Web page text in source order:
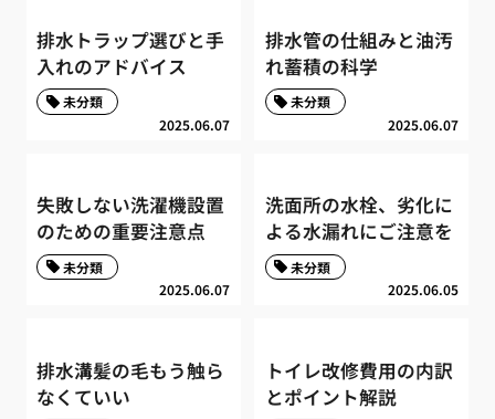
排水トラップ選びと手
入れのアドバイス
2025.06.07
未分類
排水管の仕組みと油汚
れ蓄積の科学
2025.06.07
未分類
失敗しない洗濯機設置
のための重要注意点
2025.06.07
未分類
洗面所の水栓、劣化に
よる水漏れにご注意を
2025.06.05
未分類
排水溝髪の毛もう触ら
なくていい
トイレ改修費用の内訳
とポイント解説